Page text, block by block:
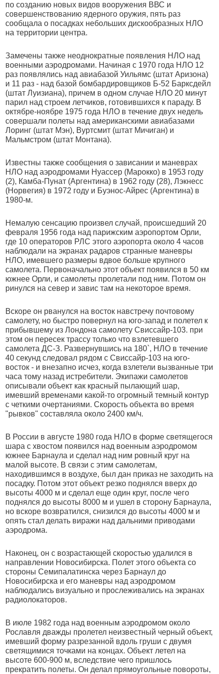
по созданию новых видов вооружения ВВС и
совершенствованию ядерного оружия, пять раз
сообщала о посадках небольших дискообразных НЛО
на территории центра.
Замечены также неоднократные появления НЛО над
военными аэродромами. Начиная с 1970 года НЛО 12
раз появлялись над авиабазой Уильямc (штат Аризона)
и 11 раз - над базой бомбардировщиков Б-52 Барксдейл
(штат Луизиана), причем в одном случае НЛО 20 минут
парил над строем летчиков, готовившихся к параду. В
октябре-ноябре 1975 года НЛО в течение двух недель
совершали полеты над американскими авиабазами
Лоринг (штат Мэн), Вуртсмит (штат Мичиган) и
Мальмстром (штат Монтана).
Известны также сообщения о зависании и маневрах
НЛО над аэродромами Нуассер (Марокко) в 1953 году
(2), Камба-Пунат (Аргентина) в 1962 году (28), Лэкнесс
(Норвегия) в 1972 году и Буэнос-Айрес (Аргентина) в
1980-м.
Немалую сенсацию произвел случай, происшедший 20
февраля 1956 года над парижским аэропортом Орли,
где 10 операторов РЛС этого аэропорта около 4 часов
наблюдали на экранах радаров странные маневры
НЛО, имевшего размеры вдвое больше крупного
самолета. Первоначально этот объект появился в 50 км
южнее Орли, и самолеты пролетали под ним. Потом он
ринулся на север и завис там на некоторое время.
Вскоре он рванулся на восток навстречу почтовому
самолету, но быстро повернул на юго-запад и полетел к
прибывшему из Лондона самолету Свиссайр-103. при
этом он пересек трассу только что взлетевшего
самолета ДС-З. Развернувшись на 180`, НЛО в течение
40 секунд следовал рядом с Свиссайр-103 на юго-
восток - и внезапно исчез, когда взлетели вызванные три
часа тому назад истребители. Экипажи самолетов
описывали объект как красный пылающий шар,
имевший временами какой-то огромный темный контур
с четкими очертаниями. Скорость объекта во время
"рывков" составляла около 2400 км/ч.
В России в августе 1980 года НЛО в форме светящегося
шара с хвостом появился над военным аэродромом
южнее Барнаула и сделал над ним ровный круг на
малой высоте. В связи с этим самолетам,
находившимся в воздухе, был дан приказ не заходить на
посадку. Потом этот объект резко поднялся вверх до
высоты 4000 м и сделал еще один круг, после чего
поднялся до высоты 8000 м и ушел в сторону Барнаула,
но вскоре возвратился, снизился до высоты 4000 м и
опять стал делать виражи над дальними приводами
аэродрома.
Наконец, он с возрастающей скоростью удалился в
направлении Новосибирска. Полет этого объекта со
стороны Семипалатинска через Барнаул до
Новосибирска и его маневры над аэродромом
наблюдались визуально и прослеживались на экранах
радиолокаторов.
В июле 1982 года над военным аэродромом около
Рославля дважды пролетел неизвестный черный объект,
имевший форму разрезанной вдоль груши с двумя
светящимися точками на концах. Объект летел на
высоте 600-900 м, вследствие чего пришлось
прекратить полеты. Он делал прямоугольные повороты,